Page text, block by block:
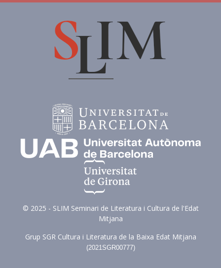
© 2025 - SLIM Seminari de Literatura i Cultura de l'Edat
Mitjana
Grup SGR Cultura i Literatura de la Baixa Edat Mitjana
(2021SGR00777)